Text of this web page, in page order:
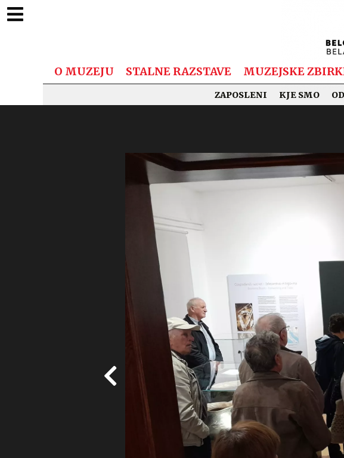
O MUZEJU STALNE RAZSTAVE MUZEJSKE
ZAPOSLENI KJE SMO